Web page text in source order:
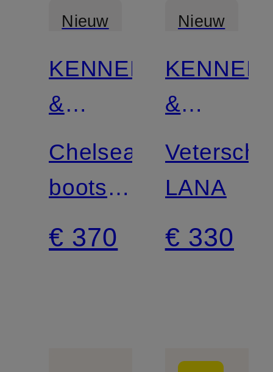
Nieuw
Gecertificeerd
KENNEL
&
SCHMENGER
Chelsea
boots
BLAKE
€ 370
Nieuw
KENNEL
&
LANA
€ 330